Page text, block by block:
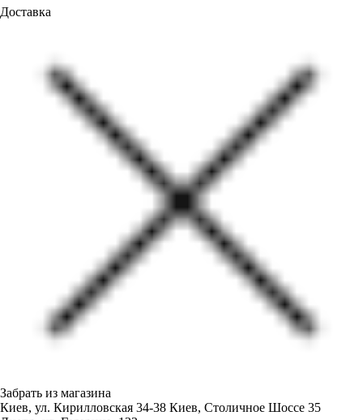
Доставка
Забрать из магазина
Киев, ул. Кирилловская 34-38 Киев, Столичное Шоссе 35